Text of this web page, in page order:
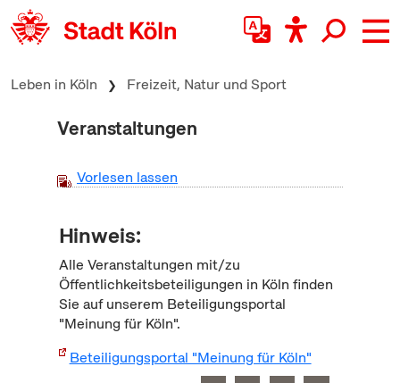
zum Inhalt springen
Leben in Köln Freizeit, Natur und Sport
Veranstaltungen
Vorlesen lassen
Hinweis:
Alle Veranstaltungen mit/zu
Öffentlichkeitsbeteiligungen in Köln finden
Sie auf unserem Beteiligungsportal
"Meinung für Köln".
Beteiligungsportal "Meinung für Köln"